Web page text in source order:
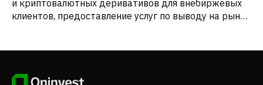
и криптовалютных деривативов для внебиржевых
клиентов, предоставление услуг по выводу на рынок
также услуги по консультированию по ценным
обслуживает институциональных инвесторов и